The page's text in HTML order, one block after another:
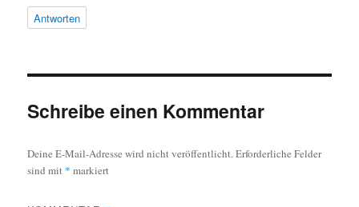
Antworten
Schreibe einen Kommentar
Deine E-Mail-Adresse wird nicht veröffentlicht.Erforderliche Felder
sind mit * markiert